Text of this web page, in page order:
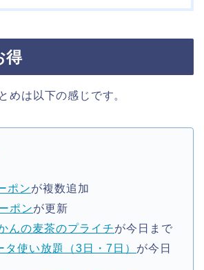
得
めは以下の感じです。
ポンが複数追加
ポンが更新
んの麦茶のプライチが今日まで
タ使い放題（3日・7日） が今日